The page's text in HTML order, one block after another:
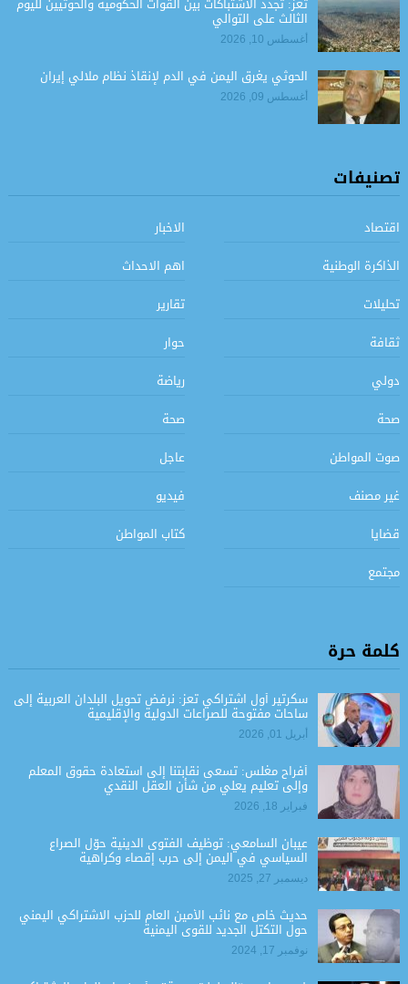
الثالث على التوالي
الحوثي يغرق اليمن في الدم لإنقاذ نظام ملالي إيران
أغسطس 09, 2026
تصنيفات
اقتصاد
الاخبار
الذاكرة الوطنية
اهم الاحداث
تحليلات
تقارير
ثقافة
حوار
دولي
رياضة
صحة
صحة
صوت المواطن
عاجل
غير مصنف
فيديو
قضايا
كتاب المواطن
مجتمع
كلمة حرة
سكرتير أول اشتراكي تعز: نرفض تحويل البلدان العربية إلى
ساحات مفتوحة للصراعات الدولية والإقليمية
أفراح مغلس: تسعى نقابتنا إلى استعادة حقوق المعلم
وإلى تعليم يعلي من شأن العقل النقدي
فبراير 18, 2026
عيبان السامعي: توظيف الفتوى الدينية حوّل الصراع
السياسي في اليمن إلى حرب إقصاء وكراهية
ديسمبر 27, 2025
حديث خاص مع نائب الأمين العام للحزب الاشتراكي اليمني
حول التكتل الجديد للقوى اليمنية
نوفمبر 17, 2024
في حوار مع “اندبندنت عربية” .. أمين عام الحزب الاشتراكي